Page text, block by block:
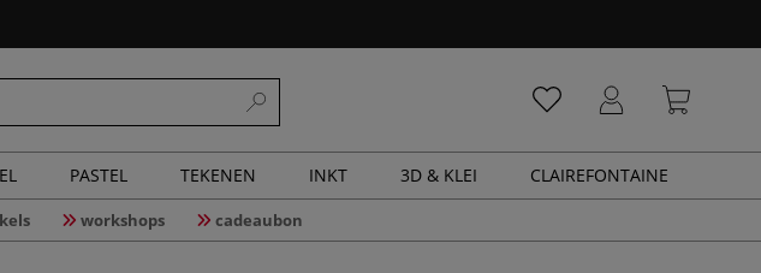
PASTEL TEKENEN INKT 3D & KLEI CLAIREFONTAINE
workshops cadeaubon